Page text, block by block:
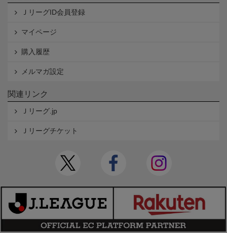
ＪリーグID会員登録
マイページ
購入履歴
メルマガ設定
関連リンク
Ｊリーグ.jp
Ｊリーグチケット